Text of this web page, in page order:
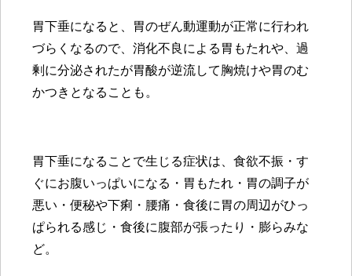
胃下垂になると、胃のぜん動運動が正常に行われ
づらくなるので、消化不良による胃もたれや、過
剰に分泌されたが胃酸が逆流して胸焼けや胃のむ
かつきとなることも。
胃下垂になることで生じる症状は、食欲不振・す
ぐにお腹いっぱいになる・胃もたれ・胃の調子が
悪い・便秘や下痢・腰痛・食後に胃の周辺がひっ
ぱられる感じ・食後に腹部が張ったり・膨らみな
ど。